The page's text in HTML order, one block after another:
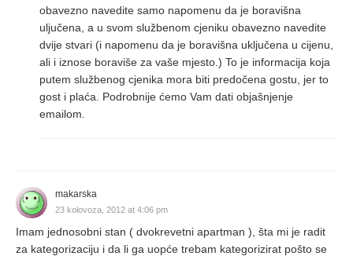
obavezno navedite samo napomenu da je boravišna
uljučena, a u svom službenom cjeniku obavezno navedite
dvije stvari (i napomenu da je boravišna uključena u cijenu,
ali i iznose boraviše za vaše mjesto.) To je informacija koja
putem službenog cjenika mora biti predočena gostu, jer to
gost i plaća. Podrobnije ćemo Vam dati objašnjenje
emailom.
makarska
23 kolovoza, 2012 at 4:06 pm
Imam jednosobni stan ( dvokrevetni apartman ), šta mi je radit
za kategorizaciju i da li ga uopće trebam kategorizirat pošto se